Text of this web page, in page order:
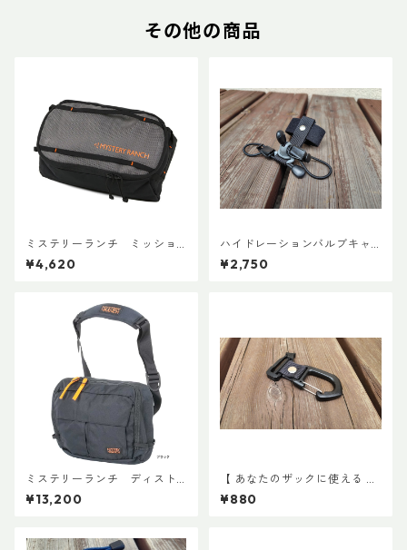
その他の商品
ミステリーランチ ミッショ
ンパッキングキューブ M ブ
ラック
¥4,620
ハイドレーションバルブキャ
ッチ+チューブマグネット（全
メーカー対応モデル）
¥2,750
ミステリーランチ ディスト
リクト８
¥13,200
【 あなたのザックに使える 】
キャッチ7
¥880